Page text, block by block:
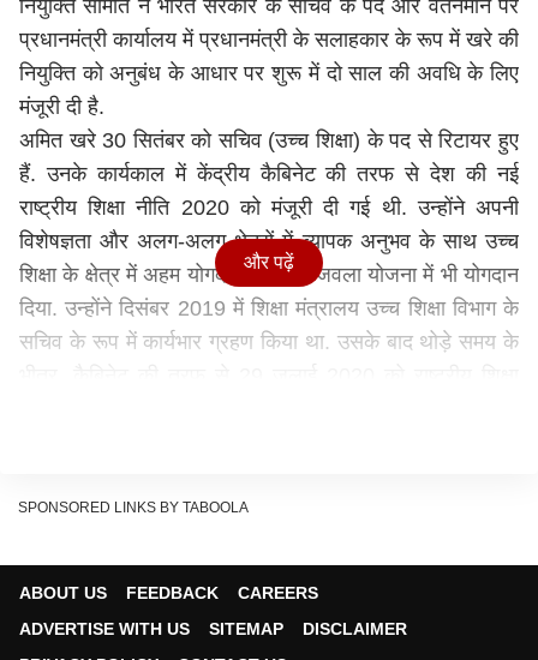
नियुक्ति समिति ने भारत सरकार के सचिव के पद और वेतनमान पर
प्रधानमंत्री कार्यालय में प्रधानमंत्री के सलाहकार के रूप में खरे की
नियुक्ति को अनुबंध के आधार पर शुरू में दो साल की अवधि के लिए
मंजूरी दी है.
अमित खरे 30 सितंबर को सचिव (उच्च शिक्षा) के पद से रिटायर हुए
हैं. उनके कार्यकाल में केंद्रीय कैबिनेट की तरफ से देश की नई
राष्ट्रीय शिक्षा नीति 2020 को मंजूरी दी गई थी. उन्होंने अपनी
विशेषज्ञता और अलग-अलग क्षेत्रों में व्यापक अनुभव के साथ उच्च
शिक्षा के क्षेत्र में अहम योगदान दिया. उज्‍जवला योजना में भी योगदान
दिया. उन्होंने दिसंबर 2019 में शिक्षा मंत्रालय उच्च शिक्षा विभाग के
सचिव के रूप में कार्यभार ग्रहण किया था. उसके बाद थोड़े समय के
Personnel Ministry order
और पढ़ें
SPONSORED LINKS BY TABOOLA
ABOUT US FEEDBACK
CAREERS
ADVERTISE WITH US
SITEMAP
DISCLAIMER